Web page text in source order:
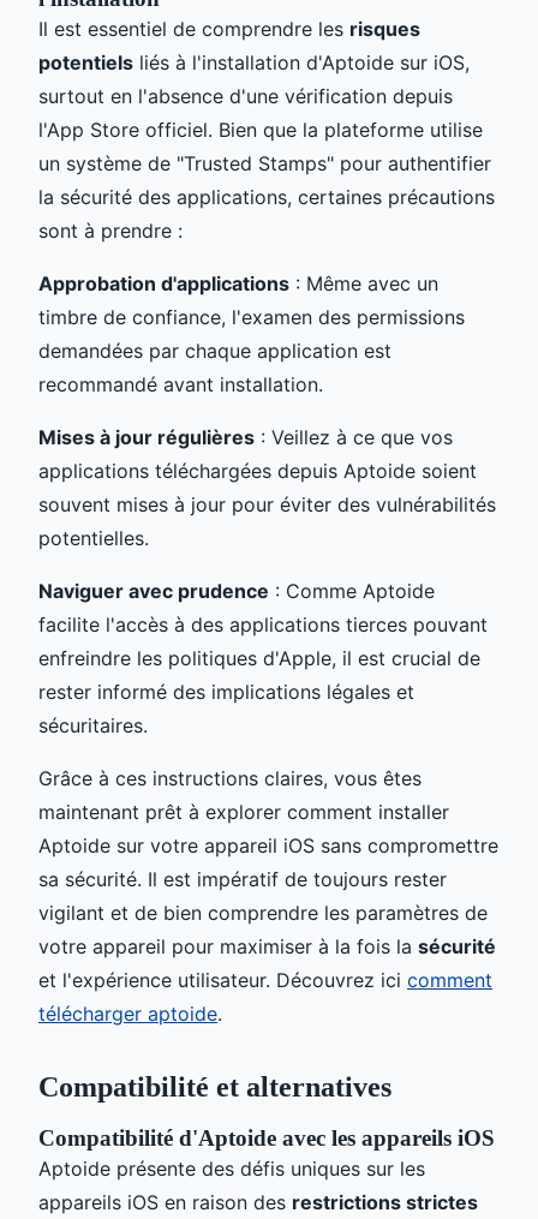
Il est essentiel de comprendre les risques
potentiels liés à l'installation d'Aptoide sur iOS,
surtout en l'absence d'une vérification depuis
l'App Store officiel. Bien que la plateforme utilise
un système de "Trusted Stamps" pour authentifier
la sécurité des applications, certaines précautions
sont à prendre :
Approbation d'applications : Même avec un
timbre de confiance, l'examen des permissions
demandées par chaque application est
recommandé avant installation.
Mises à jour régulières : Veillez à ce que vos
applications téléchargées depuis Aptoide soient
souvent mises à jour pour éviter des vulnérabilités
potentielles.
Naviguer avec prudence : Comme Aptoide
facilite l'accès à des applications tierces pouvant
enfreindre les politiques d'Apple, il est crucial de
rester informé des implications légales et
sécuritaires.
Grâce à ces instructions claires, vous êtes
maintenant prêt à explorer comment installer
Aptoide sur votre appareil iOS sans compromettre
sa sécurité. Il est impératif de toujours rester
vigilant et de bien comprendre les paramètres de
votre appareil pour maximiser à la fois la sécurité
et l'expérience utilisateur. Découvrez ici comment
télécharger aptoide.
Compatibilité et alternatives
Compatibilité d'Aptoide avec les appareils iOS
Aptoide présente des défis uniques sur les
appareils iOS en raison des restrictions strictes